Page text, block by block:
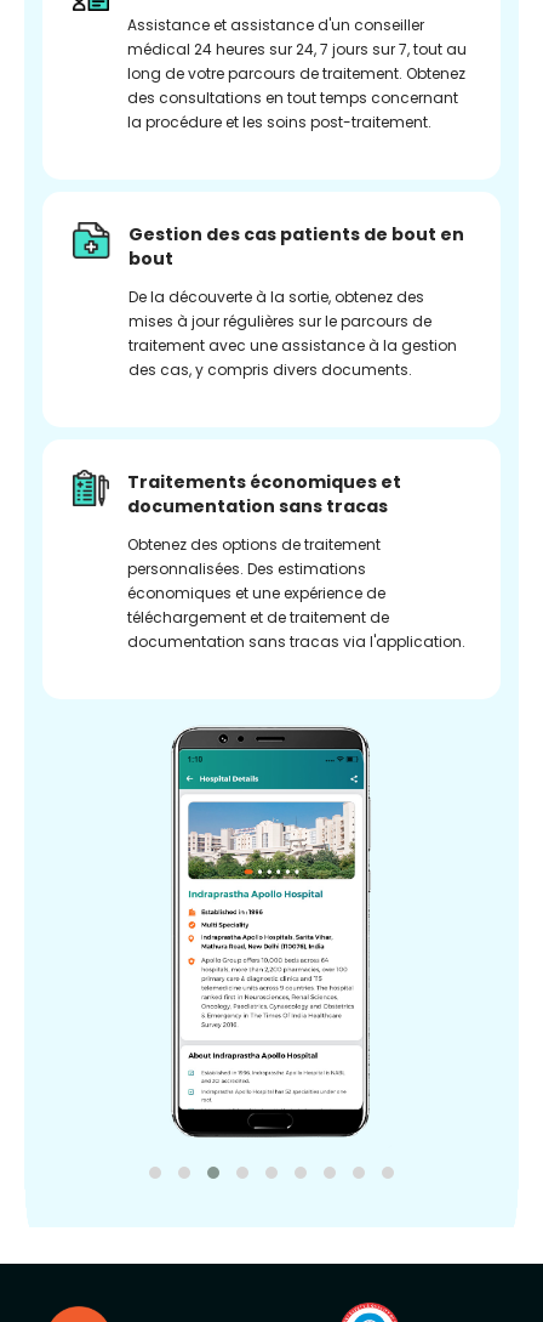
Assistance et assistance d'un conseiller
médical 24 heures sur 24, 7 jours sur 7, tout au
long de votre parcours de traitement. Obtenez
des consultations en tout temps concernant
la procédure et les soins post-traitement.
Gestion des cas patients de bout en
bout
De la découverte à la sortie, obtenez des
mises à jour régulières sur le parcours de
traitement avec une assistance à la gestion
des cas, y compris divers documents.
Traitements économiques et
documentation sans tracas
Obtenez des options de traitement
personnalisées. Des estimations
économiques et une expérience de
téléchargement et de traitement de
documentation sans tracas via l'application.